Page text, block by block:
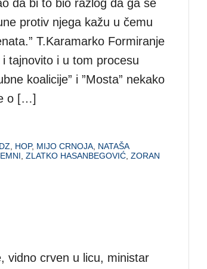
da bi to bio razlog da ga se
protiv njega kažu u čemu
T.Karamarko Formiranje
tajnovito i u tom procesu
koalicije” i ”Mosta” nekako
o […]
HOP, MIJO CRNOJA NATAŠA
ZLATKO HASANBEGOVIĆ ZORAN
vidno crven u licu, ministar